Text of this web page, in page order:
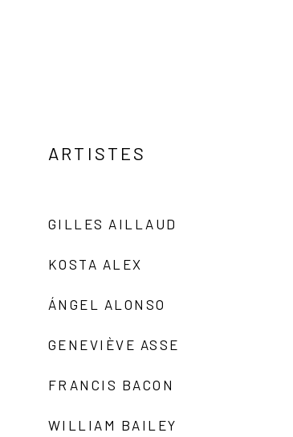
ARTISTES
GILLES AILLAUD
KOSTA ALEX
ÁNGEL ALONSO
GENEVIÈVE ASSE
FRANCIS BACON
WILLIAM BAILEY